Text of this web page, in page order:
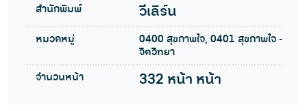
สำนักพิมพ์ วีเลิร์น
หมวดหมู่
0400 สุขภาพใจ, 0401 สุขภาพใจ -
จิตวิทยา
จำนวนหน้า
332 หน้า หน้า